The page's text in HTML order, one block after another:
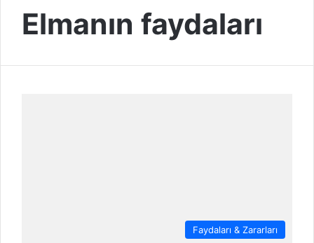
Elmanın faydaları
Faydaları & Zararları